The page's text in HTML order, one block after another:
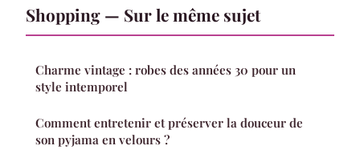
Shopping — Sur le même sujet
Charme vintage : robes des années 30 pour un
style intemporel
Comment entretenir et préserver la douceur de
son pyjama en velours ?